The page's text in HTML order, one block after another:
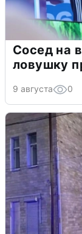
Сосед на
ловушку
9 августа 0